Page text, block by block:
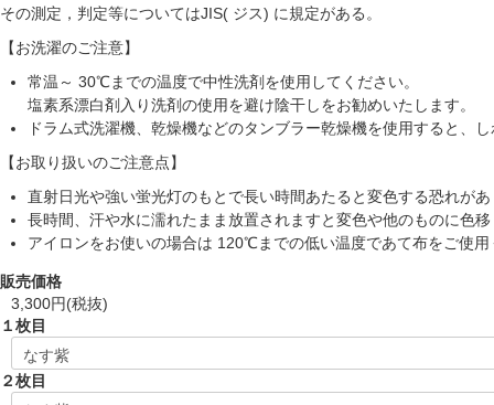
その測定，判定等についてはJIS( ジス) に規定がある。
【お洗濯のご注意】
常温～ 30℃までの温度で中性洗剤を使用してください。
塩素系漂白剤入り洗剤の使用を避け陰干しをお勧めいたします。
ドラム式洗濯機、乾燥機などのタンブラー乾燥機を使用すると、
【お取り扱いのご注意点】
直射日光や強い蛍光灯のもとで長い時間あたると変色する恐れが
長時間、汗や水に濡れたまま放置されますと変色や他のものに色
アイロンをお使いの場合は 120℃までの低い温度であて布をご使用
販売価格
3,300円(税抜)
１枚目
２枚目